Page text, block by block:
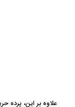
علاوه بر این، پرده